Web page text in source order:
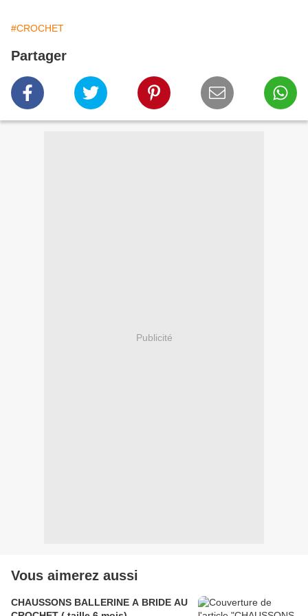
#CROCHET
Partager
Publicité
Vous aimerez aussi
CHAUSSONS BALLERINE A BRIDE AU